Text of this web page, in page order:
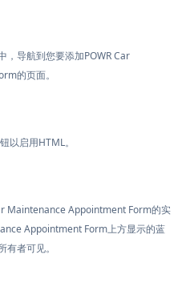
导航到您要添加POWR Car
的页面。
以启用HTML。
Maintenance Appointment Form的实
Appointment Form上方显示的蓝
有者可见。